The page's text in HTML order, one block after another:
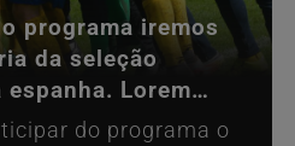
programa iremos
da seleção
Lorem
do programa o